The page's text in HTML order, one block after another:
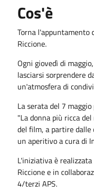
Cos'è
Torna l'appuntamento
Riccione.
Ogni giovedì di
lasciarsi sorprendere
un'atmosfera di
La serata del 7
"La donna più ricca
del film, a partire dalle
un aperitivo a cura di
L'iniziativa è
Riccione e in
4/terzi APS.